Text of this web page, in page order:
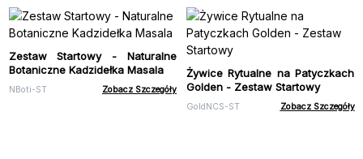
Zestaw Startowy - Naturalne
Botaniczne Kadzidełka Masala
NBoti-ST Zobacz Szczegóły
Żywice Rytualne na Patyczkach
Golden - Zestaw Startowy
GoldNCS-ST Zobacz Szczegóły